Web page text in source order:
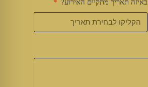
באיזה תאריך מתקיים האירוע?